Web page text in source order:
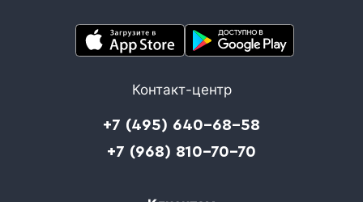
Контакт-центр
+7 (495) 640-68-58
+7 (968) 810-70-70